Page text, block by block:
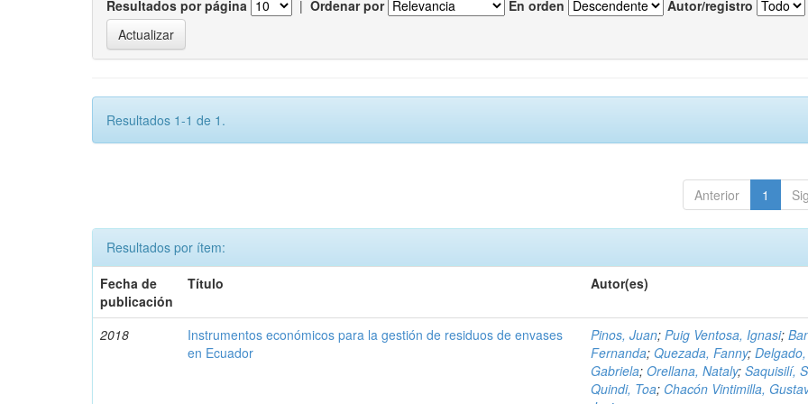
Resultados por página | Ordenar por En orden Autor/registro
Resultados 1-1 de 1.
Anterior 1
Resultados por ítem:
Fecha de
publicación
Título Autor(es)
2018
Instrumentos económicos para la gestión de residuos de envases
en Ecuador
Pinos, Juan;Puig Ventosa, Ignasi;
Fernanda;Quezada, Fanny;Delgado,
Gabriela;Orellana, Nataly;Saquisilí,
Quindi, Toa; Chacón Vintimilla,